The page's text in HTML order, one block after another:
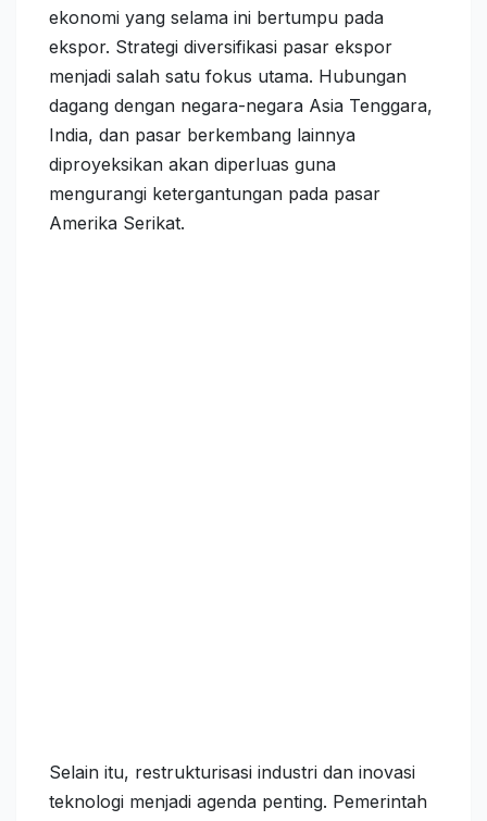
ekonomi yang selama ini bertumpu pada
ekspor. Strategi diversifikasi pasar ekspor
menjadi salah satu fokus utama. Hubungan
dagang dengan negara-negara Asia Tenggara,
India, dan pasar berkembang lainnya
diproyeksikan akan diperluas guna
mengurangi ketergantungan pada pasar
Amerika Serikat.
Selain itu, restrukturisasi industri dan inovasi
teknologi menjadi agenda penting. Pemerintah